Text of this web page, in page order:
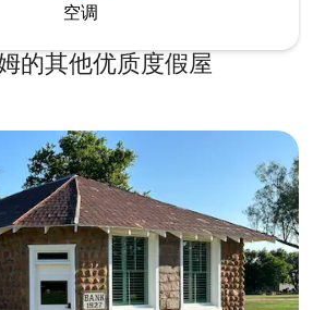
空调
的其他优质度假屋